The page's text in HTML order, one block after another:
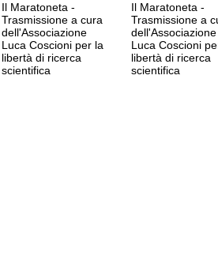
Il Maratoneta -
Trasmissione a cura
dell'Associazione
Luca Coscioni per la
libertà di ricerca
scientifica
Il Maratoneta -
Trasmissione a
dell'Associazione
Luca Coscioni
libertà di ricerca
scientifica